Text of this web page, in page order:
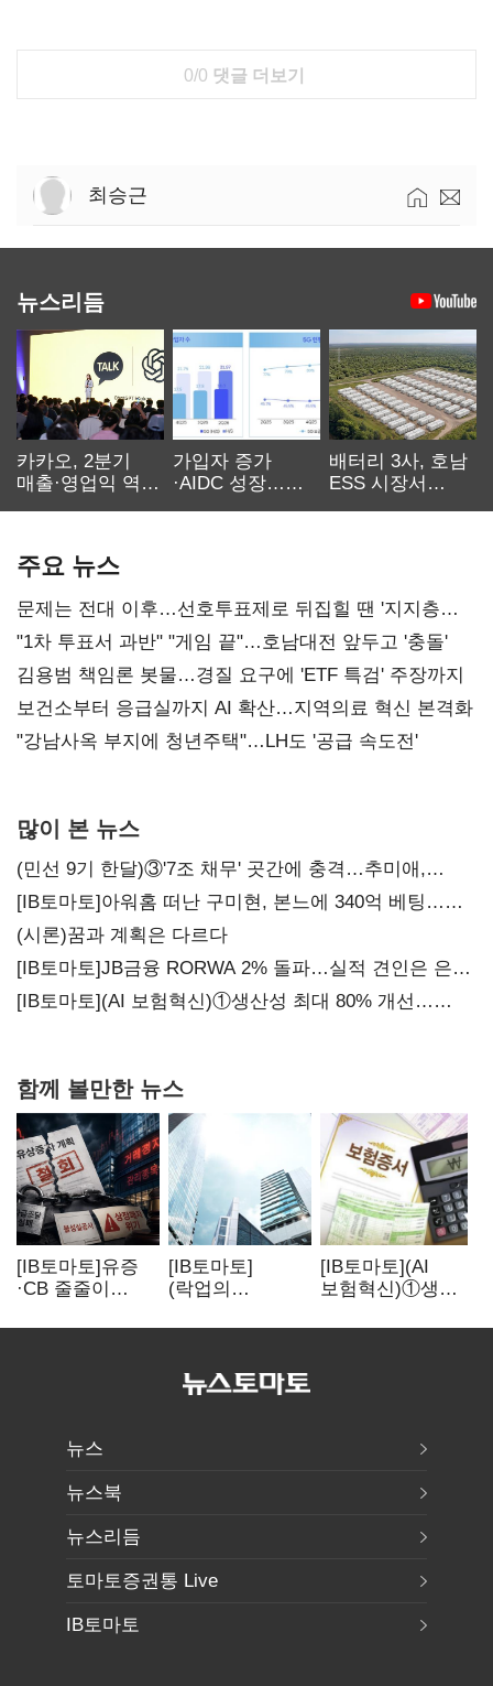
0/0 댓글 더보기
최승근
뉴스리듬
카카오, 2분기
매출·영업익 역대
가입자 증가
·AIDC 성장…
배터리 3사, 호남
ESS 시장서
주요 뉴스
문제는 전대 이후…선호투표제로 뒤집힐 땐 '지지층
불복'
"1차 투표서 과반" "게임 끝"…호남대전 앞두고 '충돌'
김용범 책임론 봇물…경질 요구에 'ETF 특검' 주장까지
보건소부터 응급실까지 AI 확산…지역의료 혁신 본격화
"강남사옥 부지에 청년주택"…LH도 '공급 속도전'
많이 본 뉴스
(민선 9기 한달)③'7조 채무' 곳간에 충격…추미애,
20년만에 '비상재정' 선언 승부수
[IB토마토]아워홈 떠난 구미현, 본느에 340억 베팅…
가족 지배체제 구축
(시론)꿈과 계획은 다르다
[IB토마토]JB금융 RORWA 2% 돌파…실적 견인은 은행
아닌 캐피탈
[IB토마토](AI 보험혁신)①생산성 최대 80% 개선…
함께 볼만한 뉴스
[IB토마토]유증
·CB 줄줄이
벌점 급증에 상폐
[IB토마토]
(락업의
뛰자 첫날 매도…
갈렸다
[IB토마토](AI
보험혁신)①생산
개선…현실은
뉴스
뉴스북
뉴스리듬
토마토증권통 Live
IB토마토